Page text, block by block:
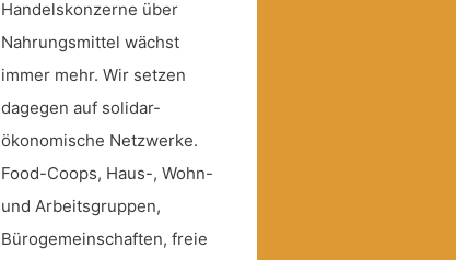
Handelskonzerne über
Nahrungsmittel wächst
immer mehr. Wir setzen
dagegen auf solidar-
ökonomische Netzwerke.
Food-Coops, Haus-, Wohn-
und Arbeitsgruppen,
Bürogemeinschaften, freie